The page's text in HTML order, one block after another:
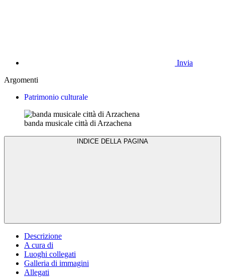
Invia
Argomenti
Patrimonio culturale
banda musicale città di Arzachena
Descrizione
A cura di
Luoghi collegati
Galleria di immagini
Allegati